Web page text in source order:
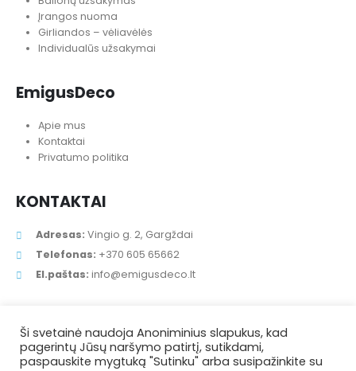
Balionų užsakymas
Įrangos nuoma
Girliandos – vėliavėlės
EmigusDeco
Apie mus
Kontaktai
Adresas:
Vingio g. 2, Gargždai
Telefonas: +370 605 65662
Ši svetainė naudoja Anoniminius slapukus, kad
pagerintų Jūsų naršymo patirtį, sutikdami,
paspauskite mygtuką "Sutinku" arba susipažinkite su